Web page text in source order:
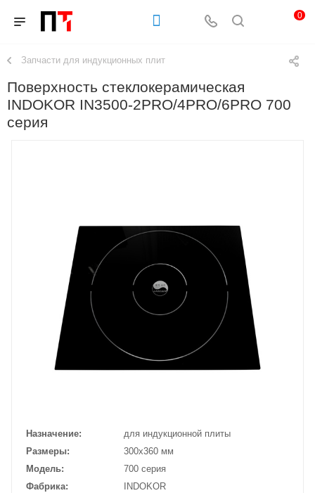
0
Запчасти для индукционных плит
Поверхность стеклокерамическая
INDOKOR IN3500-2PRO/4PRO/6PRO 700
серия
Назначение
для индукционной плиты
Размеры
300х360 мм
Модель
700 серия
Фабрика
INDOKOR